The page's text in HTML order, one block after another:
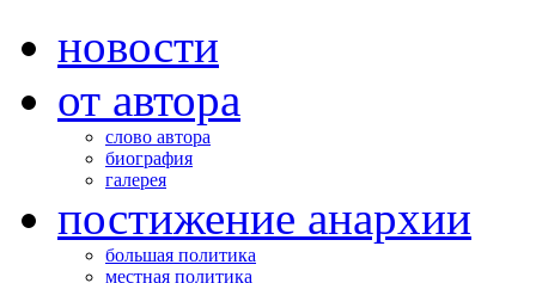
новости
от автора
слово автора
биография
галерея
постижение анархии
большая политика
местная политика